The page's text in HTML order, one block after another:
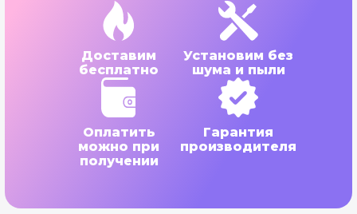
Доставим
бесплатно
Установим без
шума и пыли
Оплатить
можно при
получении
Гарантия
производителя